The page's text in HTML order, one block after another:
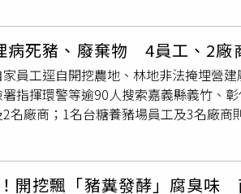
場環境惡臭、廢水處理缺乏改善，加
關問題，加強敦親睦鄰措施，購置改
成豬隻全身性出血、流死產，是高度
階段：2021年至2022年，落實全面疫
風險監控，並逐步進入停止豬瘟疫苗注
。農業部表示，自2021年起防檢署啟
場斃死豬 隻、野豬及棄置死豬及屠宰衛
低。後經專家評估，農業部決定以穩
1日，除種豬外，豬隻停止注射疫苗。
止注射豬瘟疫苗已達1年，且經嚴密監
病死豬、廢棄物 4員工、2廠
員工逕自開挖農地、林地非法掩埋營建
指揮環警等逾90人搜索嘉義縣義竹、
名廠商；1名台糖養豬場員工及3名廠
勾稽比對，發現台糖義竹、二林共2處
數量明顯不足，調閱衛星影像比對，
地區調查組、南區環境管理中心、嘉義
開挖飄「豬糞發酵」腐臭味